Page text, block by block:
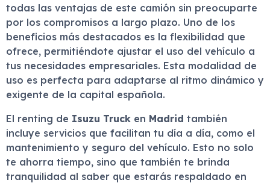
todas las ventajas de este camión sin preocuparte
por los compromisos a largo plazo. Uno de los
beneficios más destacados es la flexibilidad que
ofrece, permitiéndote ajustar el uso del vehículo a
tus necesidades empresariales. Esta modalidad de
uso es perfecta para adaptarse al ritmo dinámico y
exigente de la capital española.
El renting de Isuzu Truck en Madrid también
incluye servicios que facilitan tu día a día, como el
mantenimiento y seguro del vehículo. Esto no solo
te ahorra tiempo, sino que también te brinda
tranquilidad al saber que estarás respaldado en